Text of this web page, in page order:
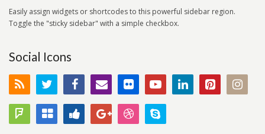
Easily assign widgets or shortcodes to this powerful sidebar region.
Toggle the "sticky sidebar" with a simple checkbox.
Social Icons